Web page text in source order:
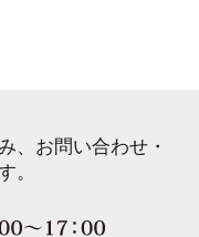
、お問い合わせ・
。